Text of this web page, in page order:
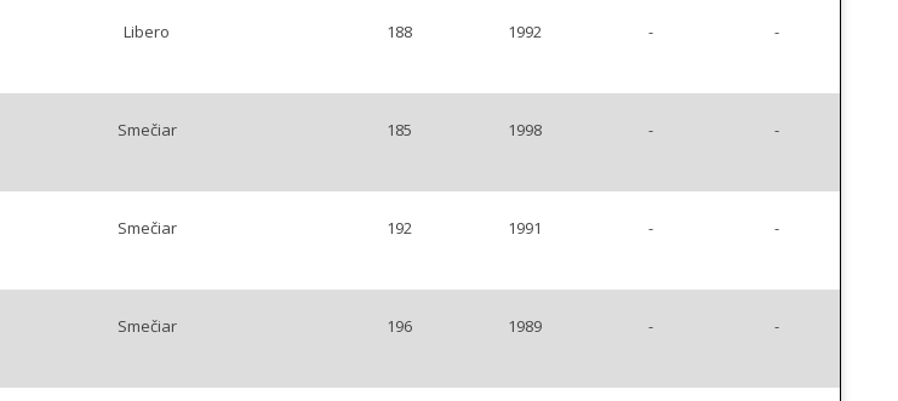
Libero 188 1992 - -
Smečiar 185 1998 - -
Smečiar 192 1991 - -
Smečiar 196 1989 - -